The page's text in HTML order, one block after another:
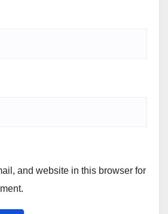
and website in this browser for